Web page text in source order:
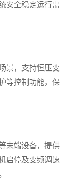
安全稳定运行需
，支持恒压变
等控制功能，保
末端设备，提供
启停及变频调速